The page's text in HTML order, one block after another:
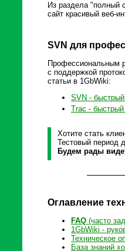
Из раздела "полный
сайт красивый веб-
SVN для
Профессиональным
с поддержкой
статьи в 1GbWiki:
SVN -
Trac - быстрый
Хотите стать
Тестовый период
Будем рады
Оглавление
FAQ (часто
1GbWiki -
Техническое
База знаний